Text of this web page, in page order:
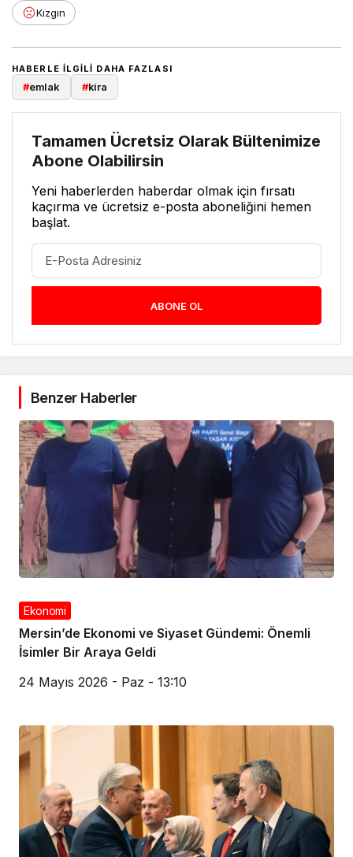
Kızgın
HABERLE ILGILI DAHA FAZLASI
#emlak #kira
Tamamen Ücretsiz Olarak Bültenimize
Abone Olabilirsin
Yeni haberlerden haberdar olmak için fırsatı
kaçırma ve ücretsiz e-posta aboneliğini hemen
başlat.
ABONE OL
Benzer Haberler
Ekonomi
Mersin’de Ekonomi ve Siyaset Gündemi: Önemli
İsimler Bir Araya Geldi
24 Mayıs 2026 - Paz - 13:10